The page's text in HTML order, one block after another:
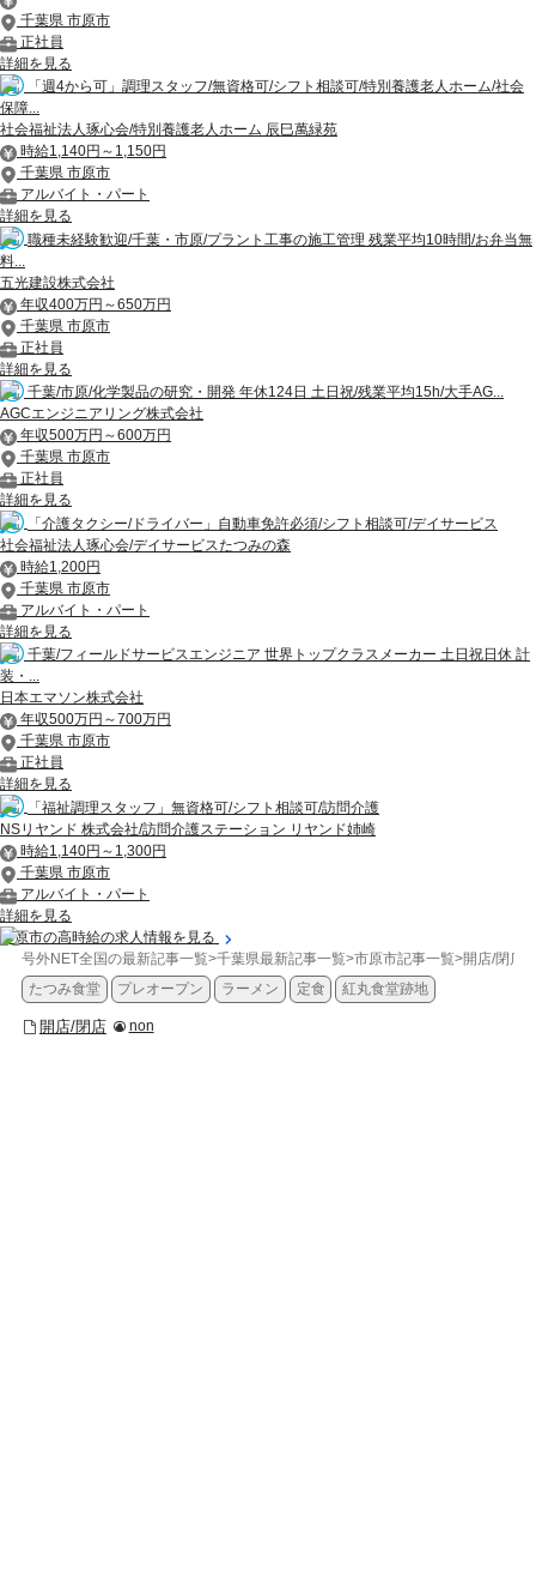
千葉県 市原市
正社員
詳細を見る
「週4から可」調理スタッフ/無資格可/シフト相談可/特別養護老人ホーム/社会
保障...
社会福祉法人琢心会/特別養護老人ホーム 辰巳萬緑苑
時給1,140円～1,150円
千葉県 市原市
アルバイト・パート
詳細を見る
職種未経験歓迎/千葉・市原/プラント工事の施工管理 残業平均10時間/お弁当無
料...
五光建設株式会社
年収400万円～650万円
千葉県 市原市
正社員
詳細を見る
千葉/市原/化学製品の研究・開発 年休124日 土日祝/残業平均15h/大手AG...
AGCエンジニアリング株式会社
年収500万円～600万円
千葉県 市原市
正社員
詳細を見る
「介護タクシー/ドライバー」自動車免許必須/シフト相談可/デイサービス
社会福祉法人琢心会/デイサービスたつみの森
時給1,200円
千葉県 市原市
アルバイト・パート
詳細を見る
千葉/フィールドサービスエンジニア 世界トップクラスメーカー 土日祝日休 計
装・...
日本エマソン株式会社
年収500万円～700万円
千葉県 市原市
正社員
詳細を見る
「福祉調理スタッフ」無資格可/シフト相談可/訪問介護
NSリヤンド 株式会社/訪問介護ステーション リヤンド姉崎
時給1,140円～1,300円
千葉県 市原市
アルバイト・パート
詳細を見る
市原市の高時給の求人情報を見る
号外NET全国の最新記事一覧>千葉県最新記事一覧>市原市記事一覧>開店/閉店
たつみ食堂
プレオープン ラーメン 定食 紅丸食堂跡地
開店/閉店 non